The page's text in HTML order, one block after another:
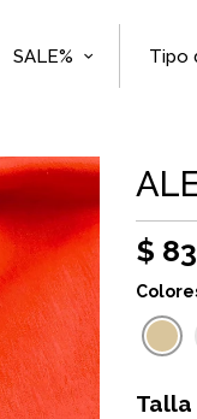
SALE% Tipo
$
Talla